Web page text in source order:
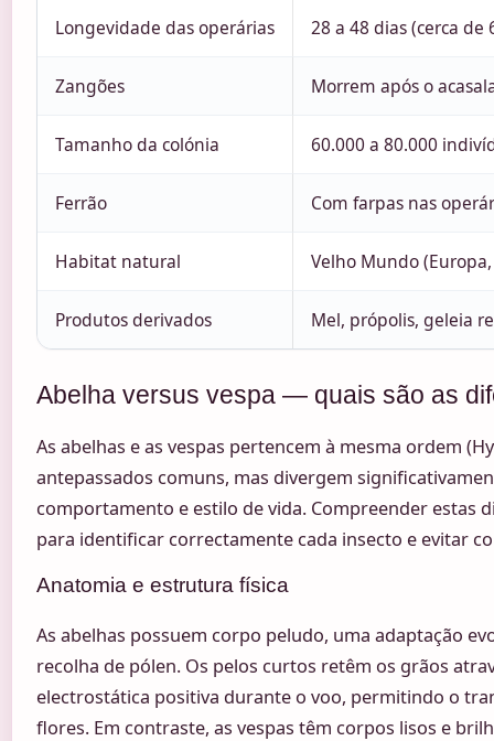
Longevidade das operárias 28 a 48 dias (cerca
Zangões Morrem após o
Tamanho da colónia 60.000 a 80.000
Ferrão Com farpas nas
Habitat natural Velho Mundo
Produtos derivados Mel, própolis, geleia
Abelha versus vespa — quais são as
As abelhas e as vespas pertencem à mesma ordem
antepassados comuns, mas divergem
comportamento e estilo de vida. Compreender estas
para identificar correctamente cada insecto e evitar
Anatomia e estrutura física
As abelhas possuem corpo peludo, uma adaptação
recolha de pólen. Os pelos curtos retêm os grãos
electrostática positiva durante o voo, permitindo o
flores. Em contraste, as vespas têm corpos lisos e